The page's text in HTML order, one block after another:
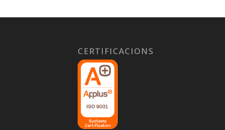
CERTIFICACIONS